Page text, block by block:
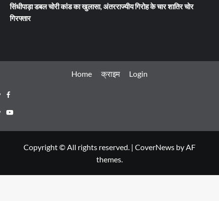
सिंधीपाड़ा डबल चोरी कांड का खुलासा, अंतरराज्यीय गिरोह के चार शातिर चोर
गिरफ्तार
Home क्राइम Login
Facebook
Youtube
Copyright © All rights reserved. | CoverNews by AF
themes.